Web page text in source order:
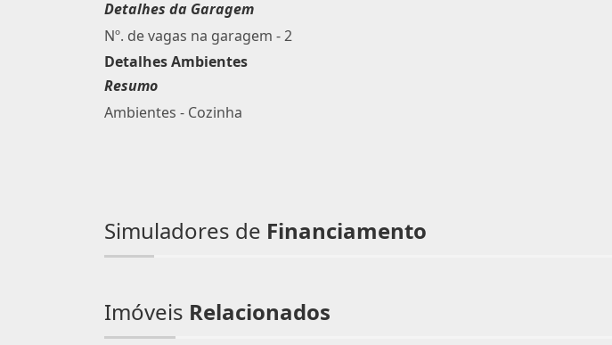
Detalhes da Garagem
Nº. de vagas na garagem - 2
Detalhes Ambientes
Resumo
Ambientes - Cozinha
Simuladores de Financiamento
Imóveis Relacionados